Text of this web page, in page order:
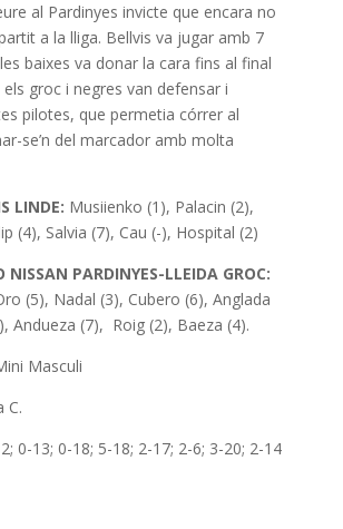
al Pardinyes invicte que encara no
a la lliga. Bellvis va jugar amb 7
baixes va donar la cara fins al final
groc i negres van defensar i
pilotes, que permetia córrer al
se’n del marcador amb molta
LINDE: Musiienko (1), Palacin (2),
(4), Salvia (7), Cau (-), Hospital (2)
NISSAN PARDINYES-LLEIDA GROC:
(5), Nadal (3), Cubero (6), Anglada
Andueza (7), Roig (2), Baeza (4).
Masculi
C.
0-13; 0-18; 5-18; 2-17; 2-6; 3-20; 2-14